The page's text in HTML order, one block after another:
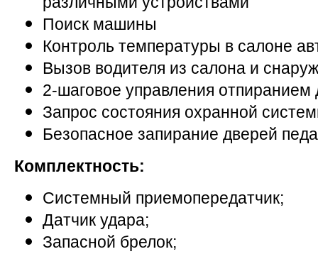
Поиск машины
Контроль температуры в салоне
Вызов водителя из салона и
2-шаговое управления отпиранием
Запрос состояния охранной
Безопасное запирание дверей
Комплектность:
Системный приемопередатчик;
Датчик удара;
Запасной брелок;